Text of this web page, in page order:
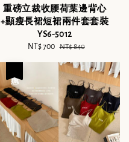
重磅立裁收腰荷葉邊背心
+顯瘦長裙短裙兩件套套裝
YS6-5012
Sale
NT$ 700 Regular
NT$ 840